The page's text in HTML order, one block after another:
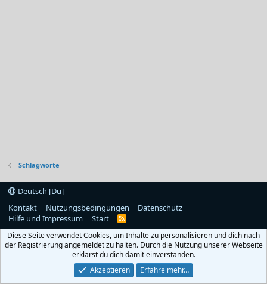
Schlagworte
Deutsch [Du]
Kontakt
Nutzungsbedingungen
Datenschutz
Hilfe und Impressum
Start
R
S
Diese Seite verwendet Cookies, um Inhalte zu personalisieren und dich nach
der Registrierung angemeldet zu halten. Durch die Nutzung unserer Webseite
erklärst du dich damit einverstanden.
Akzeptieren
Erfahre mehr…